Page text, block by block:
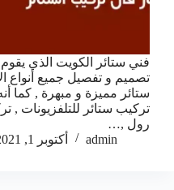
فني ستائر الكويت الذي
تصميم و تفصيل جميع أنواع
ستائر مميزة و مبهرة , كما
تركيب ستائر للتلفزيونات ,
رول ,…
admin
أكتوبر 1, 2021